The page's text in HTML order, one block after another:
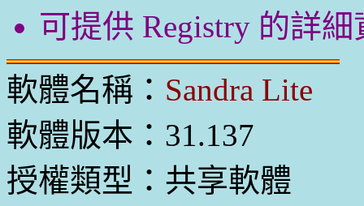
可提供 Registry 的詳
軟體名稱： Sandra Lite
軟體版本：31.137
授權類型：共享軟體